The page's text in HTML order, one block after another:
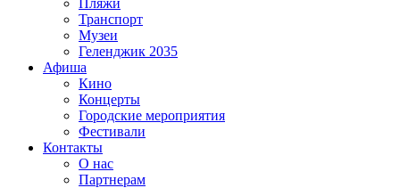
Пляжи
Транспорт
Музеи
Геленджик 2035
Афиша
Кино
Концерты
Городские мероприятия
Фестивали
Контакты
О нас
Партнерам